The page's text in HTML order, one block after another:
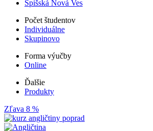
Spišská Nová Ves
Počet študentov
Individuálne
Skupinovo
Forma výučby
Online
Ďalšie
Produkty
Zľava 8 %